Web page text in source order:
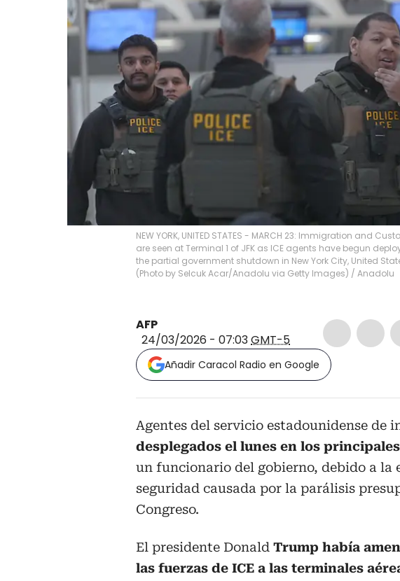
NEW YORK, UNITED STATES - MARCH 23: Immigration and
are seen at Terminal 1 of JFK as ICE agents have begun
the partial government shutdown in New York City, United
(Photo by Selcuk Acar/Anadolu via Getty Images) / Anadolu
AFP
24/03/2026 - 07:03GMT-5
Añadir Caracol Radio en Google
Agentes del servicio estadounidense de
desplegados el lunes en los
un funcionario del gobierno, debido a la
seguridad causada por la parálisis
Congreso.
El presidente Donald Trump había
las fuerzas de ICE a las terminales